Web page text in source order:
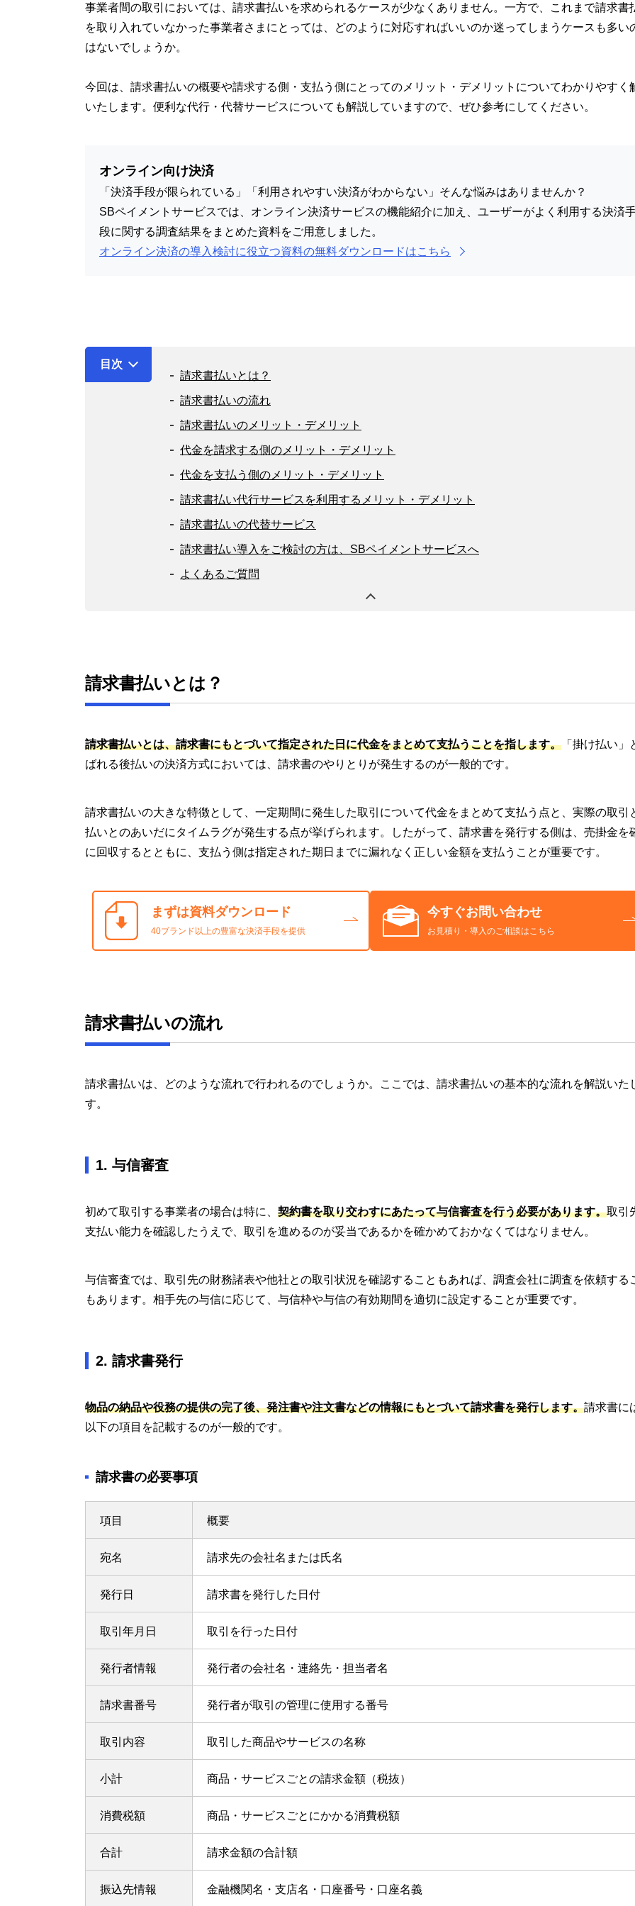
事業者間の取引においては、請求書払いを求められるケースが少なくありません。一方で、これまで請求書
を取り入れていなかった事業者さまにとっては、どのように対応すればいいのか迷ってしまうケースも多い
はないでしょうか。
今回は、請求書払いの概要や請求する側・支払う側にとってのメリット・デメリットについてわかりやすく
いたします。便利な代行・代替サービスについても解説していますので、ぜひ参考にしてください。
オンライン向け決済
「決済手段が限られている」「利用されやすい決済がわからない」そんな悩みはありませんか？
SBペイメントサービスでは、オンライン決済サービスの機能紹介に加え、ユーザーがよく利用する決済
段に関する調査結果をまとめた資料をご用意しました。
オンライン決済の導入検討に役立つ資料の無料ダウンロードはこちら
目次
請求書払いとは？
請求書払いの流れ
請求書払いのメリット・デメリット
代金を請求する側のメリット・デメリット
代金を支払う側のメリット・デメリット
請求書払い代行サービスを利用するメリット・デメリット
請求書払いの代替サービス
請求書払い導入をご検討の方は、SBペイメントサービスへ
よくあるご質問
請求書払いとは？
請求書払いとは、請求書にもとづいて指定された日に代金をまとめて支払うことを指します。 「掛け払い」
ばれる後払いの決済方式においては、請求書のやりとりが発生するのが一般的です。
請求書払いの大きな特徴として、一定期間に発生した取引について代金をまとめて支払う点と、実際の取引
払いとのあいだにタイムラグが発生する点が挙げられます。したがって、請求書を発行する側は、売掛金を
に回収するとともに、支払う側は指定された期日までに漏れなく正しい金額を支払うことが重要です。
まずは資料ダウンロード
40ブランド以上の豊富な決済手段を提供
今すぐお問い合わせ
お見積り・導入のご相談はこちら
請求書払いの流れ
請求書払いは、どのような流れで行われるのでしょうか。ここでは、請求書払いの基本的な流れを解説いた
す。
1. 与信審査
初めて取引する事業者の場合は特に、 契約書を取り交わすにあたって与信審査を行う必要があります。取引
支払い能力を確認したうえで、取引を進めるのが妥当であるかを確かめておかなくてはなりません。
与信審査では、取引先の財務諸表や他社との取引状況を確認することもあれば、調査会社に調査を依頼する
もあります。相手先の与信に応じて、与信枠や与信の有効期間を適切に設定することが重要です。
2. 請求書発行
物品の納品や役務の提供の完了後、発注書や注文書などの情報にもとづいて請求書を発行します。請求書に
以下の項目を記載するのが一般的です。
請求書の必要事項
項目 概要
宛名 請求先の会社名または氏名
発行日 請求書を発行した日付
取引年月日 取引を行った日付
発行者情報 発行者の会社名・連絡先・担当者名
請求書番号 発行者が取引の管理に使用する番号
取引内容 取引した商品やサービスの名称
小計 商品・サービスごとの請求金額（税抜）
消費税額 商品・サービスごとにかかる消費税額
合計 請求金額の合計額
振込先情報 金融機関名・支店名・口座番号・口座名義